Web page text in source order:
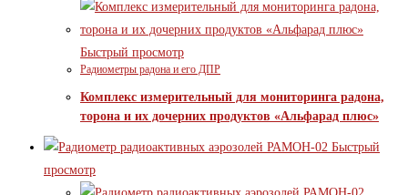
Быстрый просмотр
Радиометры радона и его ДПР
Комплекс измерительный для мониторинга радона,
торона и их дочерних продуктов «Альфарад плюс»
Быстрый
просмотр